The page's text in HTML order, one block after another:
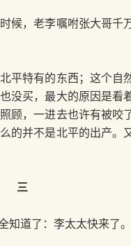
，老李嘱咐张大哥千
特有的东西；这个自
没买，最大的原因是看
顾，一进去也许有被咬
的并不是北平的出产。
三
道了：李太太快来了。